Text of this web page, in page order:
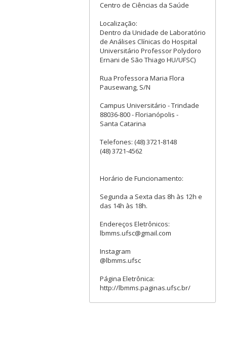
Centro de Ciências da Saúde
Localização:
Dentro da Unidade de Laboratório
de Análises Clínicas do Hospital
Universitário Professor Polydoro
Ernani de São Thiago HU/UFSC)
Rua Professora Maria Flora
Pausewang, S/N
Campus Universitário - Trindade
88036-800 - Florianópolis -
Santa Catarina
Telefones: (48) 3721-8148
(48) 3721-4562
Horário de Funcionamento:
Segunda a Sexta das 8h às 12h e
das 14h às 18h.
Endereços Eletrônicos:
lbmms.ufsc@gmail.com
Instagram
@lbmms.ufsc
Página Eletrônica:
http://lbmms.paginas.ufsc.br/